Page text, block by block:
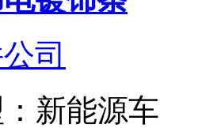
司
新能源车